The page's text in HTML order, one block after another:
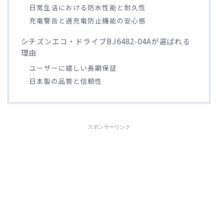
日常生活における防水性能と耐久性
充電警告と過充電防止機能の安心感
シチズンエコ・ドライブBJ6482-04Aが選ばれる
理由
ユーザーに嬉しい長期保証
日本製の品質と信頼性
スポンサーリンク